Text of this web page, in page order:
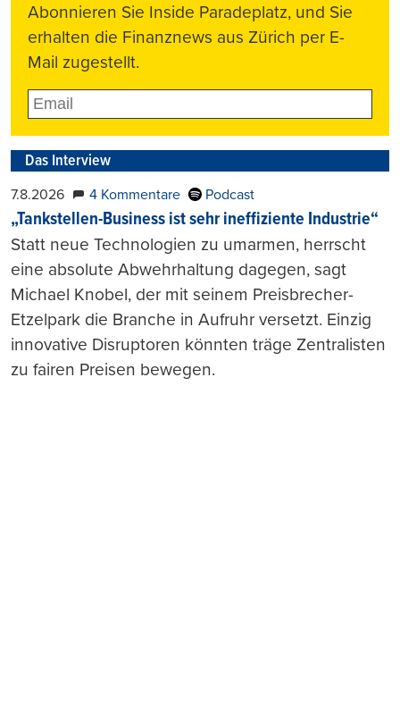
Abonnieren Sie Inside Paradeplatz, und Sie
erhalten die Finanznews aus Zürich per E-
Mail zugestellt.
Das Interview
7.8.2026 4 Kommentare Podcast
„Tankstellen-Business ist sehr ineffiziente Industrie“
Statt neue Technologien zu umarmen, herrscht
eine absolute Abwehrhaltung dagegen, sagt
Michael Knobel, der mit seinem Preisbrecher-
Etzelpark die Branche in Aufruhr versetzt. Einzig
innovative Disruptoren könnten träge Zentralisten
zu fairen Preisen bewegen.